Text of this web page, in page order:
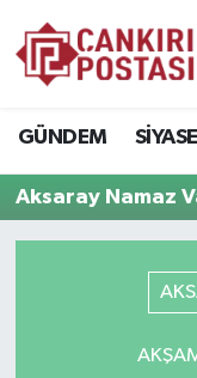
GÜNDEM
Aksaray Namaz
ASAYİŞ
EKONOMİ
Namaz
Trafik